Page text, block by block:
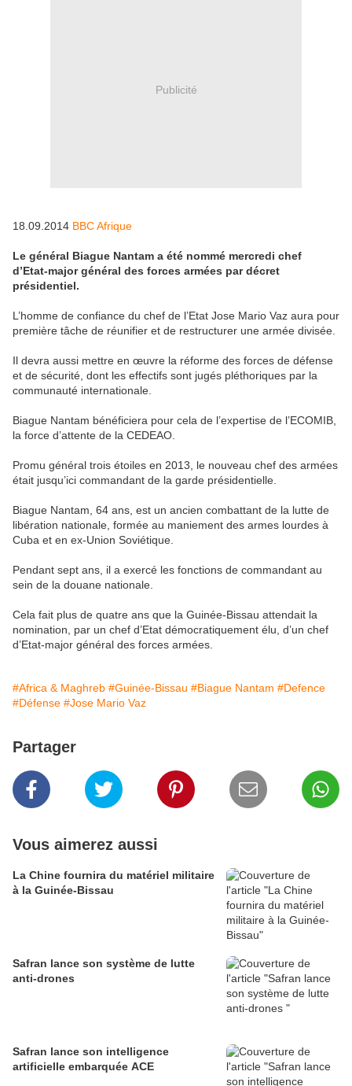
Publicité
18.09.2014 BBC Afrique
Le général Biague Nantam a été nommé mercredi chef
d’Etat-major général des forces armées par décret
présidentiel.
L’homme de confiance du chef de l’Etat Jose Mario Vaz aura pour
première tâche de réunifier et de restructurer une armée divisée.
Il devra aussi mettre en œuvre la réforme des forces de défense
et de sécurité, dont les effectifs sont jugés pléthoriques par la
communauté internationale.
Biague Nantam bénéficiera pour cela de l’expertise de l’ECOMIB,
la force d’attente de la CEDEAO.
Promu général trois étoiles en 2013, le nouveau chef des armées
était jusqu’ici commandant de la garde présidentielle.
Biague Nantam, 64 ans, est un ancien combattant de la lutte de
libération nationale, formée au maniement des armes lourdes à
Cuba et en ex-Union Soviétique.
Pendant sept ans, il a exercé les fonctions de commandant au
sein de la douane nationale.
Cela fait plus de quatre ans que la Guinée-Bissau attendait la
nomination, par un chef d’Etat démocratiquement élu, d’un chef
d’Etat-major général des forces armées.
#Africa & Maghreb #Guinée-Bissau #Biague Nantam #Defence
#Défense #Jose Mario Vaz
Partager
Vous aimerez aussi
La Chine fournira du matériel militaire
à la Guinée-Bissau
Safran lance son système de lutte
anti-drones
Safran lance son intelligence
artificielle embarquée ACE